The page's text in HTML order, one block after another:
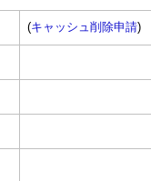
(キャッシュ削除申請)